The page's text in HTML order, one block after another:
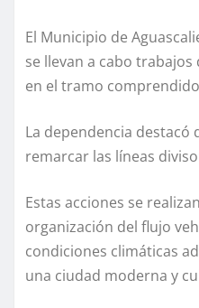
El Municipio de
se llevan a cabo
en el tramo
La dependencia
remarcar las líneas
Estas acciones se
organización del flujo
condiciones climáticas
una ciudad moderna y